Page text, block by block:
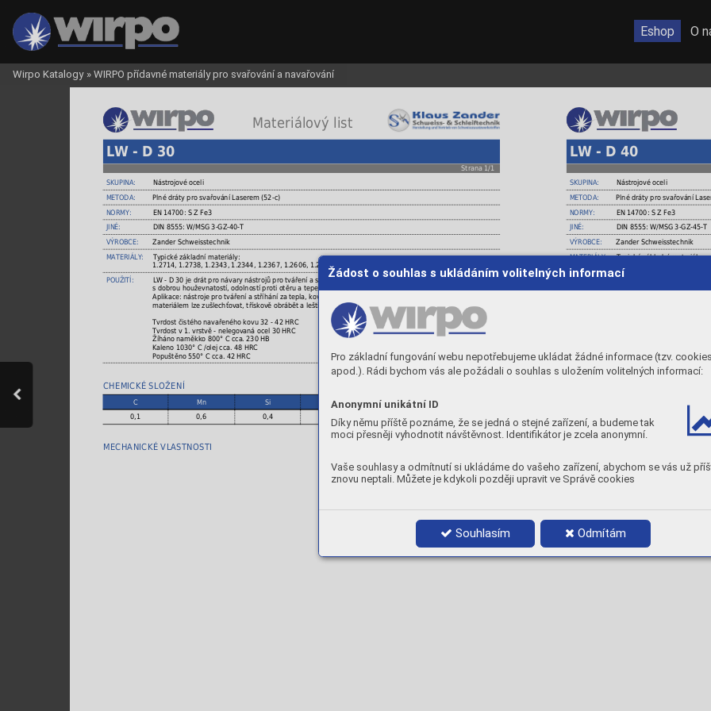
Žádost o souhlas s ukládáním volitelných informací
Pro základní fungování webu nepotřebujeme ukládat žádné informace (tzv. cookies
apod.). Rádi bychom vás ale požádali o souhlas s uložením volitelných informací:
Anonymní unikátní ID
Díky němu příště poznáme, že se jedná o stejné zařízení, a budeme tak
moci přesněji vyhodnotit návštěvnost. Identifikátor je zcela anonymní.
Vaše souhlasy a odmítnutí si ukládáme do vašeho zařízení, abychom se vás už
znovu neptali. Můžete je kdykoli později upravit ve Správě cookies
Souhlasím Odmítám
Materiálový list
LW - D 30
Strana 1/1
SKUPINA:
Nástrojové oceli
METODA:
Plné dráty pro svařování Laserem (52-c)
NORMY: EN 14700: S Z Fe3
JINÉ:
DIN 8555: W/MSG 3-GZ-40-T
VÝROBCE:
Zander Schweisstechnik
MATERIÁLY:
Typické základní materiály:
1.2714, 1.2738, 1.2343, 1.2344, 1.2367, 1.2606, 1.2764.
POUŽITÍ:
LW - D 30 je drát pro návary nástrojů pro tváření a stříhání pracujících za tepla. Drát poskytuje svarový kov
s dobrou houževnatostí, odolností proti otěru a tepelným šokům, který není náchylný na tvorbu trhlin.
Aplikace: nástroje pro tváření a stříhání za tepla, kovací zápustky, formy na vstřikování plastů. Návary tímto
materiálem lze zušlechťovat, třískově obrábět a leštit.
Tvrdost čistého navařeného kovu 32 - 42 HRC
Tvrdost v 1. vrstvě - nelegovaná ocel 30 HRC
Žíháno naměkko 800° C cca. 230 HB
Kaleno 1030° C /olej cca. 48 HRC
Popuštěno 550° C cca. 42 HRC
CHEMICKÉ SLOŽENÍ
C Mn Si Cr Mo
0,1 0,6 0,4 3,3 rest
MECHANICKÉ VLASTNOSTI
LW - D 40
SKUPINA:
Nástrojové oceli
METODA:
Plné dráty pro svařování
NORMY: EN 14700: S Z Fe3
JINÉ:
DIN 8555: W/MSG 3-GZ-45-T
VÝROBCE:
Zander Schweisstechnik
MATERIÁLY:
Typické základní materiály:
EN/DIN-X37CrMoV5-3 / AISI-
UNE-~F5317 / UNI-
LW - D 40 je drát pro
s dobrou houževnatostí,
Aplikace: nástroje pro
vstřikování plastů. Návary
Tvrdost čistého navařeného
Tvrdost v 1. vrstvě -
Žíháno naměkko 780° C cca.
Kaleno 1030° C /olej cca. 48
Popuštěno 600° C cca. 45 HRC
Mn Si
0,25
MECHANICKÉ VLASTNOSTI
Eshop O
Wirpo Katalogy » WIRPO přídavné materiály pro svařování a navařování